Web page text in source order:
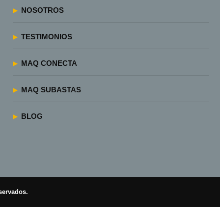
NOSOTROS
TESTIMONIOS
MAQ CONECTA
MAQ SUBASTAS
BLOG